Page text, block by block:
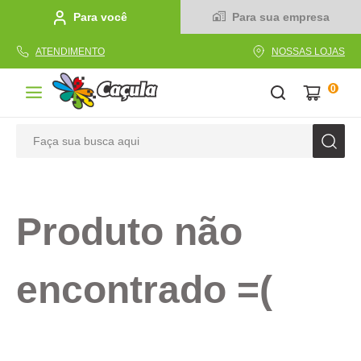
Para você Para sua empresa
ATENDIMENTO NOSSAS LOJAS
0
Produto não
encontrado =(
2º linha
4º tecido